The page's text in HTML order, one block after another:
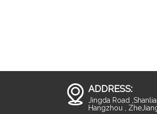
ADDRESS:
Jingda Road
Hangzhou ,